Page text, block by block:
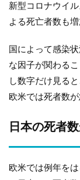
新型コロナウイ
よる死亡者数も増
国によって感染
な因子が関わる
し数字だけ見る
欧米では死者数
日本の死者
欧米では例年を